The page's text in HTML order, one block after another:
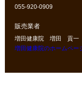
055-920-0909
販売業者
増田健康院 増田 貢一
増田健康院のホームペー